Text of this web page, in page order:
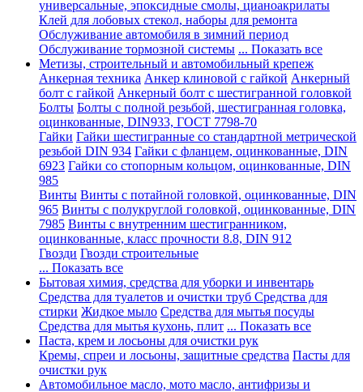
универсальные, эпоксидные смолы, цианоакрилаты
Клей для лобовых стекол, наборы для ремонта
Обслуживание автомобиля в зимний период
Обслуживание тормозной системы ... Показать все
Метизы, строительный и автомобильный крепеж
Анкерная техника Анкер клиновой с гайкой Анкерный
болт с гайкой Анкерный болт с шестигранной головкой
Болты Болты с полной резьбой, шестигранная головка,
оцинкованные, DIN933, ГОСТ 7798-70
Гайки Гайки шестигранные со стандартной метрической
резьбой DIN 934 Гайки с фланцем, оцинкованные, DIN
6923 Гайки со стопорным кольцом, оцинкованные, DIN
985
Винты Винты с потайной головкой, оцинкованные, DIN
965 Винты с полукруглой головкой, оцинкованные, DIN
7985 Винты с внутренним шестигранником,
оцинкованные, класс прочности 8.8, DIN 912
Гвозди Гвозди строительные
... Показать все
Бытовая химия, средства для уборки и инвентарь
Средства для туалетов и очистки труб Средства для
стирки Жидкое мыло Средства для мытья посуды
Средства для мытья кухонь, плит ... Показать все
Паста, крем и лосьоны для очистки рук
Кремы, спреи и лосьоны, защитные средства Пасты для
очистки рук
Автомобильное масло, мото масло, антифризы и